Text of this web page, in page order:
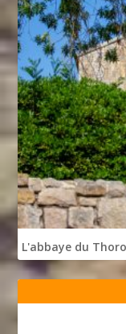
L'abbaye du